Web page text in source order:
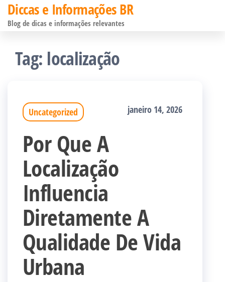
Pular
para
conteúdo
Diccas e Informações BR
Blog de dicas e informações relevantes
Tag: localização
Uncategorized janeiro 14, 2026
Por Que A
Localização
Influencia
Diretamente A
Qualidade De Vida
Urbana